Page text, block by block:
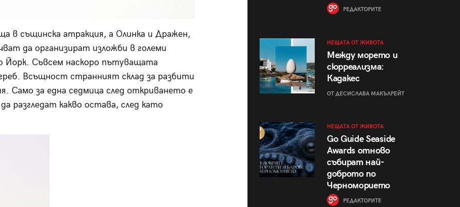
в същинска атракция, а Олинка и Дражен,
да организират изложби в големи
Йорк. Съвсем наскоро пътуващата
Всъщност странният склад за разбити
Само за една седмица след откриването е
разгледат какво остава, след като
РЕДАКТОРИТЕ
НЕЩАТА ОТ ЖИВОТА
Между морето и
сюрреализма:
Кадакес
ОТ ДЕСИСЛАВА МАКЪЛРЕЙТ
НЕЩАТА ОТ ЖИВОТА
Go Guide Seaside
Awards отново
събират най-
доброто по
Черноморието
РЕДАКТОРИТЕ